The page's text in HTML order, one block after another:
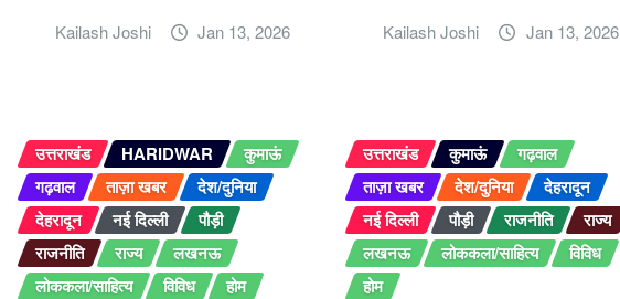
Kailash Joshi Jan 13, 2026 Kailash Joshi Jan 13, 2026
उत्तराखंड HARIDWAR
कुमाऊं
गढ़वाल
ताज़ा खबर
देश/दुनिया
देहरादून
नई दिल्ली
पौड़ी
राजनीति
राज्य
लखनऊ
लोककला/साहित्य
विविध होम
उत्तराखंड कुमाऊं
गढ़वाल
ताज़ा खबर
देश/दुनिया
देहरादून
नई दिल्ली
पौड़ी राजनीति
राज्य
लखनऊ
लोककला/साहित्य
विविध
होम